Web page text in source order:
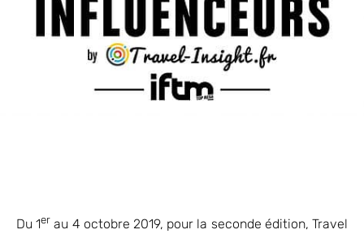
Du 1er au 4 octobre 2019, pour la seconde édition, Travel